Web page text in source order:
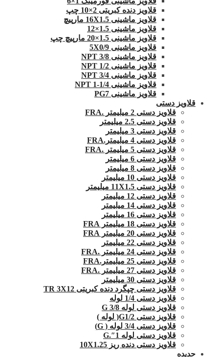
قلاویز دنده کبریتی 2×10 چپ
قلاویز ماشینی 16X1.5 مارپیچ
قلاویز ماشینی 1.5×12
قلاویز ماشینی 1.5×20 مارپیچ چپ
قلاویز ماشینی 5X0/9
قلاویز ماشینی 3/8 NPT
قلاویز ماشینی 1/2 NPT
قلاویز ماشینی 3/4 NPT
قلاویز ماشینی 1/4-1 NPT
قلاویز ماشینی PG7
قلاویز دستی
قلاویز دستی 2 میلیمتر .FRA
قلاویز دستی 2.5 میلیمتر
قلاویز دستی 3 میلیمتر
قلاویز دستی 4 میلیمتر.FRA
قلاویز دستی 5 میلیمتر .FRA
قلاویز دستی 6 میلیمتر
قلاویز دستی 8 میلیمتر
قلاویز دستی 10 میلیمتر
قلاویز دستی 11X1.5 میلیمتر
قلاویز دستی 12 میلیمتر
قلاویز دستی 14 میلیمتر
قلاویز دستی 16 میلیمتر
قلاویز دستی 18 میلیمتر FRA
قلاویز دستی 20 میلیمتر FRA
قلاویز دستی 22 میلیمتر
قلاویز دستی 24 میلیمتر .FRA
قلاویز دستی 25 میلیمتر.FRA
قلاویز دستی 27 میلیمتر .FRA
قلاویز دستی 30 میلیمتر
قلاویز دستی چپگرد دنده کبریتی TR 3X12
قلاویز دستی 1/4 لوله
قلاویز دستی لوله G 3/8
قلاویز دستی G1/2( لوله )
قلاویز دستی 3/4 لوله ( G)
قلاویز دستی لوله 1″.G
قلاویز دستی دنده ریز 10X1.25
حدیده